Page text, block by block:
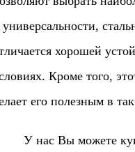
хорошей
Кроме того,
его полезным в
нас Вы можете